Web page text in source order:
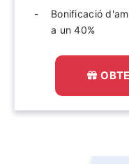
Bonificació
a un 40%